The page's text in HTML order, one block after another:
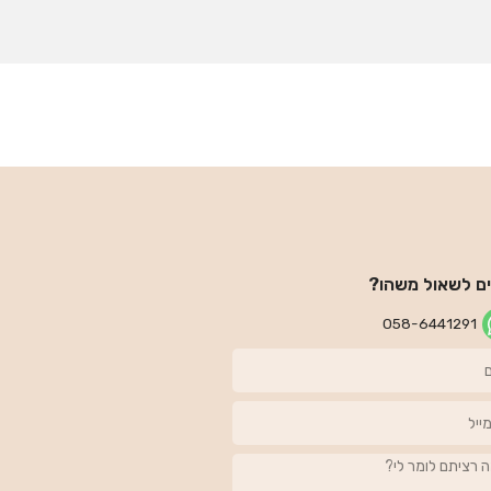
לשאול משהו?
058-6441291